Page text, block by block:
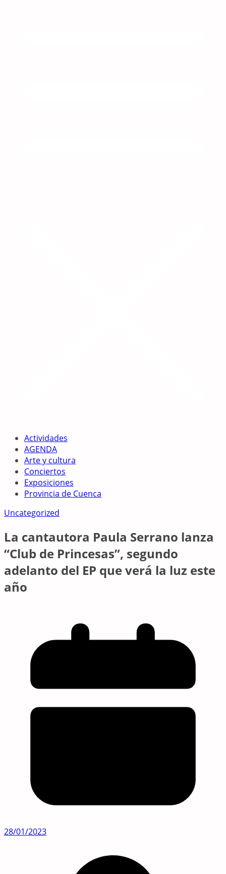
Actividades
AGENDA
Arte y cultura
Conciertos
Exposiciones
Provincia de Cuenca
Uncategorized
La cantautora Paula Serrano lanza
“Club de Princesas”, segundo
adelanto del EP que verá la luz este
año
28/01/2023